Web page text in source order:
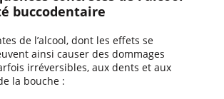
buccodentaire
de l’alcool, dont les effets se
ainsi causer des dommages
irréversibles, aux dents et aux
la bouche :